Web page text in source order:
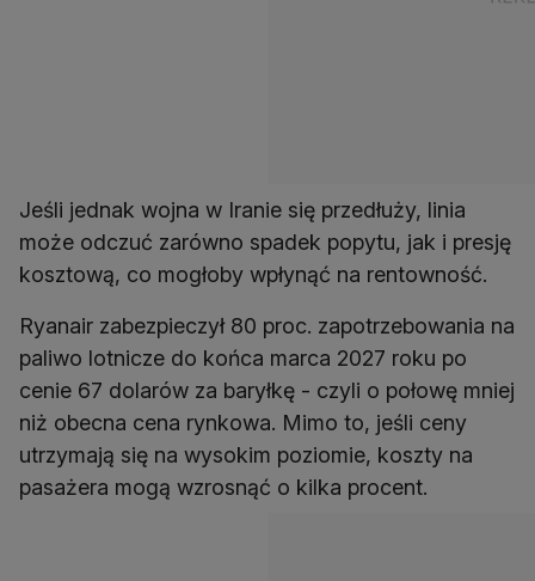
Jeśli jednak wojna w Iranie się przedłuży, linia
może odczuć zarówno spadek popytu, jak i presję
kosztową, co mogłoby wpłynąć na rentowność.
Ryanair zabezpieczył 80 proc. zapotrzebowania na
paliwo lotnicze do końca marca 2027 roku po
cenie 67 dolarów za baryłkę - czyli o połowę mniej
niż obecna cena rynkowa. Mimo to, jeśli ceny
utrzymają się na wysokim poziomie, koszty na
pasażera mogą wzrosnąć o kilka procent.